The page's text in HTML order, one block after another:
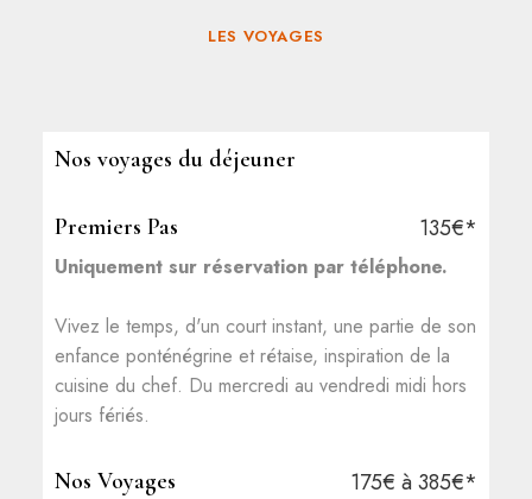
LES VOYAGES
Nos voyages du déjeuner
Premiers Pas 135€*
Uniquement sur réservation par téléphone.
Vivez le temps, d'un court instant, une partie de son
enfance ponténégrine et rétaise, inspiration de la
cuisine du chef. Du mercredi au vendredi midi hors
jours fériés.
Nos Voyages 175€ à 385€*